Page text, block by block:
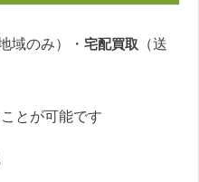
域のみ）・ 宅配買取 （送
とが可能です